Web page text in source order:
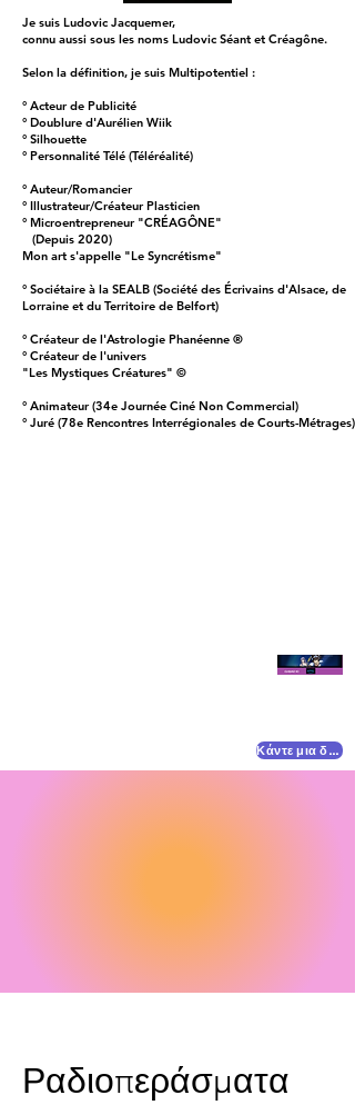
Je suis Ludovic Jacquemer,
connu aussi sous les noms Ludovic Séant et Créagône.
Selon la définition, je suis Multipotentiel :
° Acteur de Publicité
° Doublure d'Aurélien Wiik
° Silhouette
° Personnalité Télé (Téléréalité)
° Auteur/Romancier
° Illustrateur/Créateur Plasticien
° Microentrepreneur "CRÉAGÔNE"
(Depuis 2020)
Mon art s'appelle "Le Syncrétisme"
° Sociétaire à la SEALB (Société des Écrivains d'Alsace, de
Lorraine et du Territoire de Belfort)
° Créateur de l'Astrologie Phanéenne ®
° Créateur de l'univers
"Les Mystiques Créatures" ©
° Animateur (34e Journée Ciné Non Commercial)
° Juré (78e Rencontres Interrégionales de Courts-Métrages)
Κάντε μια δωρεά
Ραδιοπεράσματα